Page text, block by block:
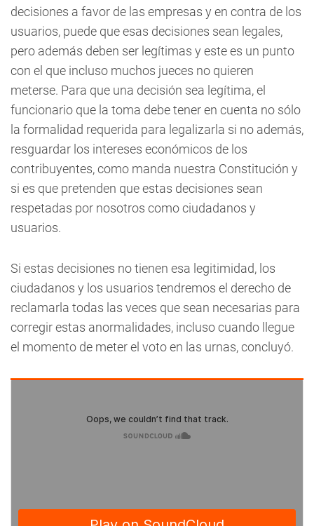
decisiones a favor de las empresas y en contra de los
usuarios, puede que esas decisiones sean legales,
pero además deben ser legítimas y este es un punto
con el que incluso muchos jueces no quieren
meterse. Para que una decisión sea legítima, el
funcionario que la toma debe tener en cuenta no sólo
la formalidad requerida para legalizarla si no además,
resguardar los intereses económicos de los
contribuyentes, como manda nuestra Constitución y
si es que pretenden que estas decisiones sean
respetadas por nosotros como ciudadanos y
usuarios.
Si estas decisiones no tienen esa legitimidad, los
ciudadanos y los usuarios tendremos el derecho de
reclamarla todas las veces que sean necesarias para
corregir estas anormalidades, incluso cuando llegue
el momento de meter el voto en las urnas, concluyó.